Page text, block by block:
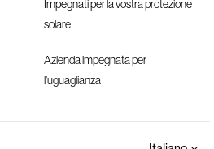
Impegnati per la vostra protezione
solare
Azienda impegnata per
l’uguaglianza